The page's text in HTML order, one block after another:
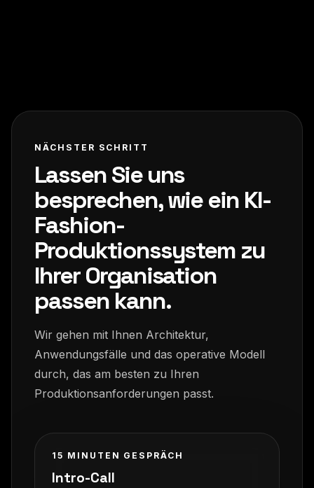
NÄCHSTER SCHRITT
Lassen Sie uns
besprechen, wie ein KI-
Fashion-
Produktionssystem zu
Ihrer Organisation
passen kann.
Wir gehen mit Ihnen Architektur,
Anwendungsfälle und das operative Modell
durch, das am besten zu Ihren
Produktionsanforderungen passt.
15 MINUTEN GESPRÄCH
Intro-Call